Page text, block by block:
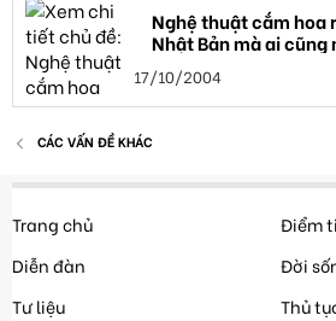
Nghệ thuật cắm hoa
Nhật Bản mà ai cũng
17/10/2004
CÁC VẤN ĐỀ KHÁC
Trang chủ
Diễn đàn
Tư liệu
Điểm
Đời
Thủ